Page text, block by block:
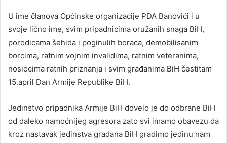
U ime članova Općinske organizacije PDA Banovići i u
svoje lično ime, svim pripadnicima oružanih snaga BiH,
porodicama šehida i poginulih boraca, demobilisanim
borcima, ratnim vojnim invalidima, ratnim veteranima,
nosiocima ratnih priznanja i svim građanima BiH čestitam
15.april Dan Armije Republike BiH.
Jedinstvo pripadnika Armije BiH dovelo je do odbrane BiH
od daleko namoćnijeg agresora zato svi imamo obavezu da
kroz nastavak jedinstva građana BiH gradimo jedinu nam